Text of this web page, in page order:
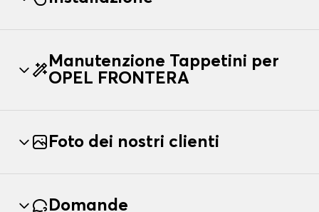
Manutenzione Tappetini per
OPEL FRONTERA
Foto dei nostri clienti
Domande